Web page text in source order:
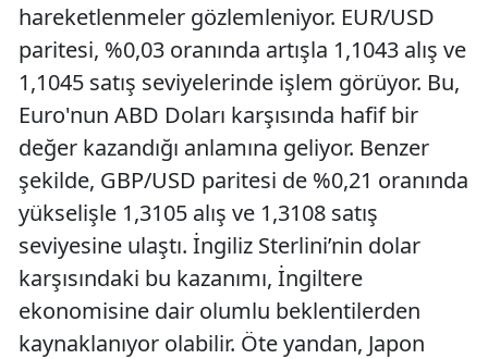
hareketlenmeler gözlemleniyor. EUR/USD
paritesi, %0,03 oranında artışla 1,1043 alış ve
1,1045 satış seviyelerinde işlem görüyor. Bu,
Euro'nun ABD Doları karşısında hafif bir
değer kazandığı anlamına geliyor. Benzer
şekilde, GBP/USD paritesi de %0,21 oranında
yükselişle 1,3105 alış ve 1,3108 satış
seviyesine ulaştı. İngiliz Sterlini’nin dolar
karşısındaki bu kazanımı, İngiltere
ekonomisine dair olumlu beklentilerden
kaynaklanıyor olabilir. Öte yandan, Japon